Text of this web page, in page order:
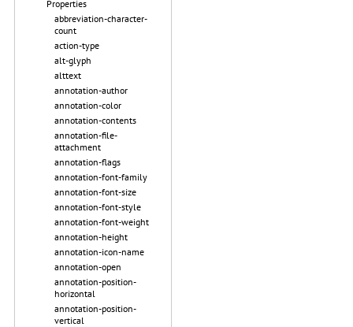
Properties
abbreviation-character-
count
action-type
alt-glyph
alttext
annotation-author
annotation-color
annotation-contents
annotation-file-
attachment
annotation-flags
annotation-font-family
annotation-font-size
annotation-font-style
annotation-font-weight
annotation-height
annotation-icon-name
annotation-open
annotation-position-
horizontal
annotation-position-
vertical